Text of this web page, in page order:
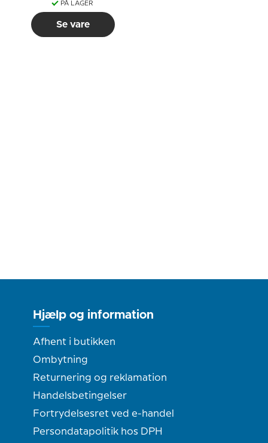
PÅ LAGER
Se vare
Hjælp og information
Afhent i butikken
Ombytning
Returnering og reklamation
Handelsbetingelser
Fortrydelsesret ved e-handel
Persondatapolitik hos DPH